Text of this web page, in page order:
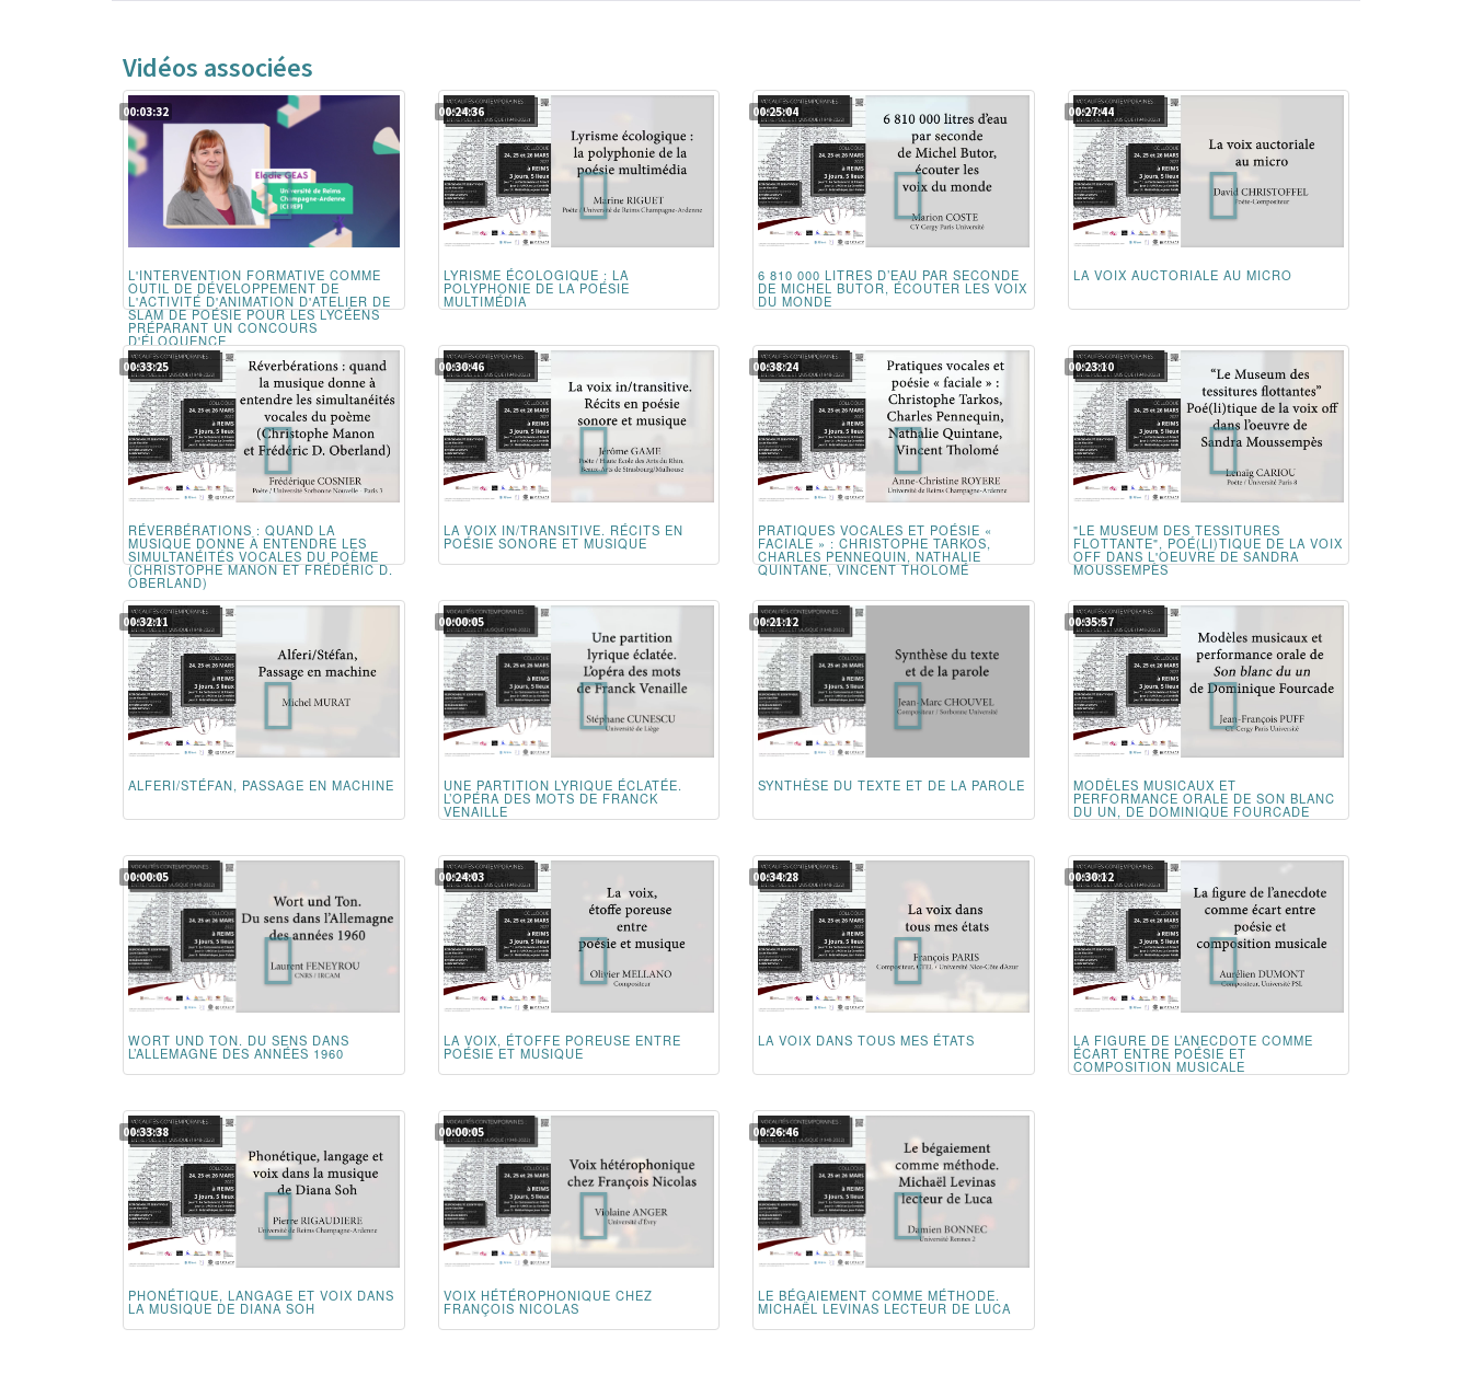
Vidéos associées
L'INTERVENTION FORMATIVE COMME
OUTIL DE DÉVELOPPEMENT DE
L'ACTIVITÉ D'ANIMATION D'ATELIER DE
SLAM DE POÉSIE POUR LES LYCÉENS
PRÉPARANT UN CONCOURS
D'ÉLOQUENCE
00:03:32
LYRISME ÉCOLOGIQUE : LA
POLYPHONIE DE LA POÉSIE
MULTIMÉDIA
00:24:36
6 810 000 LITRES D’EAU PAR SECONDE
DE MICHEL BUTOR, ÉCOUTER LES VOIX
DU MONDE
00:25:04
LA VOIX AUCTORIALE AU MICRO
00:27:44
RÉVERBÉRATIONS : QUAND LA
MUSIQUE DONNE À ENTENDRE LES
SIMULTANÉITÉS VOCALES DU POÈME
(CHRISTOPHE MANON ET FRÉDÉRIC D.
OBERLAND)
00:33:25
LA VOIX IN/TRANSITIVE. RÉCITS EN
POÉSIE SONORE ET MUSIQUE
00:30:46
PRATIQUES VOCALES ET POÉSIE «
FACIALE » : CHRISTOPHE TARKOS,
CHARLES PENNEQUIN, NATHALIE
QUINTANE, VINCENT THOLOMÉ
00:38:24
"LE MUSEUM DES TESSITURES
FLOTTANTE", POÉ(LI)TIQUE DE LA VOIX
OFF DANS L'OEUVRE DE SANDRA
MOUSSEMPÈS
00:23:10
ALFERI/STÉFAN, PASSAGE EN MACHINE
00:32:11
UNE PARTITION LYRIQUE ÉCLATÉE.
L’OPÉRA DES MOTS DE FRANCK
VENAILLE
00:00:05
SYNTHÈSE DU TEXTE ET DE LA PAROLE
00:21:12
MODÈLES MUSICAUX ET
PERFORMANCE ORALE DE SON BLANC
DU UN, DE DOMINIQUE FOURCADE
00:35:57
WORT UND TON. DU SENS DANS
L’ALLEMAGNE DES ANNÉES 1960
00:00:05
LA VOIX, ÉTOFFE POREUSE ENTRE
POÉSIE ET MUSIQUE
00:24:03
LA VOIX DANS TOUS MES ÉTATS
00:34:28
LA FIGURE DE L’ANECDOTE COMME
ÉCART ENTRE POÉSIE ET
COMPOSITION MUSICALE
00:30:12
PHONÉTIQUE, LANGAGE ET VOIX DANS
LA MUSIQUE DE DIANA SOH
00:33:38
VOIX HÉTÉROPHONIQUE CHEZ
FRANÇOIS NICOLAS
00:00:05
LE BÉGAIEMENT COMME MÉTHODE.
MICHAËL LEVINAS LECTEUR DE LUCA
00:26:46